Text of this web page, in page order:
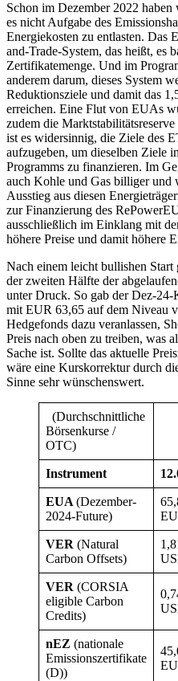
Schon im Dezember 2022
es nicht Aufgabe des
Energiekosten zu entlasten. Das
and-Trade-System, das heißt, es
Zertifikatemenge. Und im
anderem darum, dieses System
Reduktionsziele und damit das
erreichen. Eine Flut von EUAs
zudem die
ist es widersinnig, die Ziele des
aufzugeben, um dieselben Ziele
Programms zu finanzieren. Im
auch Kohle und Gas billiger und
Ausstieg aus diesen
zur Finanzierung des
ausschließlich im Einklang mit
höhere Preise und damit höhere
Nach einem leicht bullishen Start
der zweiten Hälfte der
unter Druck. So gab der Dez-
mit EUR 63,65 auf dem Niveau
Hedgefonds dazu veranlassen,
Preis nach oben zu treiben, was
Sache ist. Sollte das aktuelle
wäre eine Kurskorrektur durch
Sinne sehr wünschenswert.
(Durchschnittliche
Börsenkurse /
OTC)
Instrument
EUA (Dezember-
2024-Future)
VER (Natural
Carbon Offsets)
VER (CORSIA
eligible Carbon
Credits)
nEZ (nationale
Emissionszertifikate
(D))